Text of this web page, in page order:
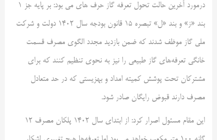
درمورد آخرین حالت تحول تعرفه گاز حرف های می بود: بر پایه جز ۱
بند «ز» و بند «ل» تبصره ۱۵ قانون بودجه سال ۱۴۰۲ دولت و شرکت
ملی گاز موظف شدند که ضمن بازدید مجدد الگوی مصرف قسمت
خانگی تعرفه‌های گاز طبیعی را نیز به نحوی تنظیم کنند که برای
مشترکان تحت پوشش کمیته امداد و بهزیستی که در حد متعادل
مصرف دارند قبوض رایگان صادر شود.
این مقام مسئول اصرار کرد: از ابتدای سال ۱۴۰۲ پلکان مصرف ۱۲